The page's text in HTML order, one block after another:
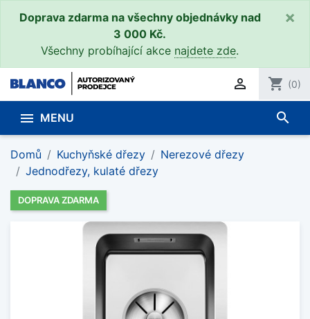
Doprava zdarma na všechny objednávky nad
3 000 Kč.
Všechny probíhající akce najdete zde.
×
 shopping_cart (0)
 MENU search
Domů Kuchyňské dřezy
Nerezové dřezy
Jednodřezy, kulaté dřezy
DOPRAVA ZDARMA